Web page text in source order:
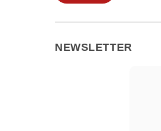
NEWSLETTER